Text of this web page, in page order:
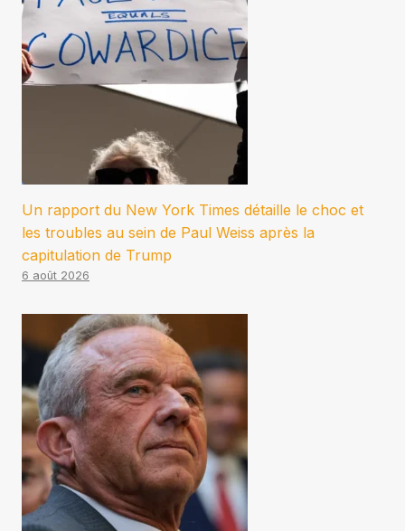
Un rapport du New York Times détaille le choc et
les troubles au sein de Paul Weiss après la
capitulation de Trump
6 août 2026